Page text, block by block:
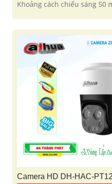
Khoảng cách chiếu sáng 50
Camera HD DH-HAC-